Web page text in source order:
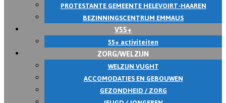
PROTESTANTE GEMEENTE HELEVOIRT-HAAREN
BEZINNINGSCENTRUM EMMAUS
V55+
55+ activiteiten
ZORG/WELZIJN
WELZIJN VUGHT
ACCOMODATIES EN GEBOUWEN
GEZONDHEID / ZORG